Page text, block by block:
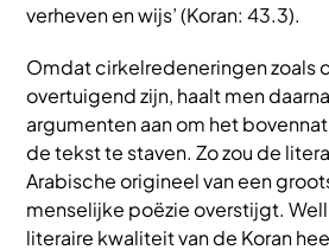
verheven en wijs’ (Koran: 43.3).
Omdat cirkelredeneringen zoals
overtuigend zijn, haalt men
argumenten aan om het
de tekst te staven. Zo zou de
Arabische origineel van een
menselijke poëzie overstijgt.
literaire kwaliteit van de Koran